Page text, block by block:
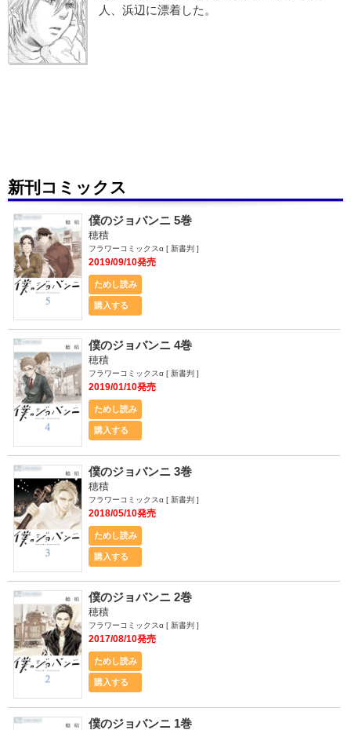
人、浜辺に漂着した。
新刊コミックス
2019/09/10発売
穂積
僕のジョバンニ 5巻
フラワーコミックスα [ 新書判 ]
ためし読み
購入する
2019/01/10発売
穂積
僕のジョバンニ 4巻
フラワーコミックスα [ 新書判 ]
ためし読み
購入する
2018/05/10発売
穂積
僕のジョバンニ 3巻
フラワーコミックスα [ 新書判 ]
ためし読み
購入する
2017/08/10発売
穂積
僕のジョバンニ 2巻
フラワーコミックスα [ 新書判 ]
ためし読み
購入する
僕のジョバンニ 1巻